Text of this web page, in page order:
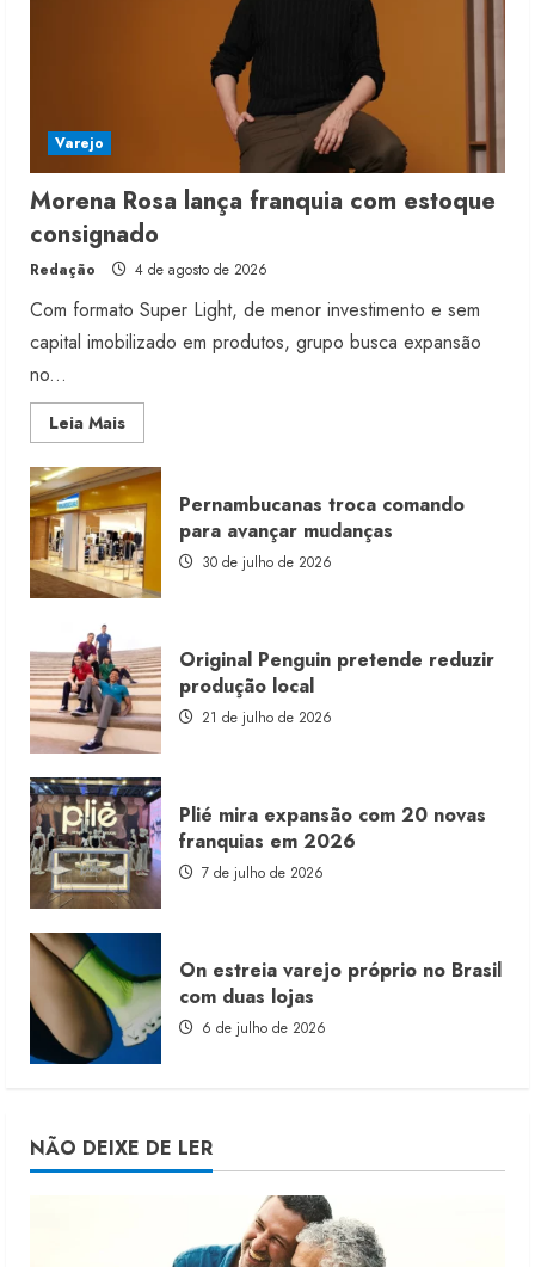
Varejo
Morena Rosa lança franquia com estoque
consignado
Redação 4 de agosto de 2026
Com formato Super Light, de menor investimento e sem
capital imobilizado em produtos, grupo busca expansão
no...
Leia MaisRead
more
Morena
Rosa
lança
franquia
com
estoque
consignado
Pernambucanas troca comando
para avançar mudanças
30 de julho de 2026
Original Penguin pretende reduzir
produção local
21 de julho de 2026
Plié mira expansão com 20 novas
franquias em 2026
7 de julho de 2026
On estreia varejo próprio no Brasil
com duas lojas
6 de julho de 2026
NÃO DEIXE DE LER